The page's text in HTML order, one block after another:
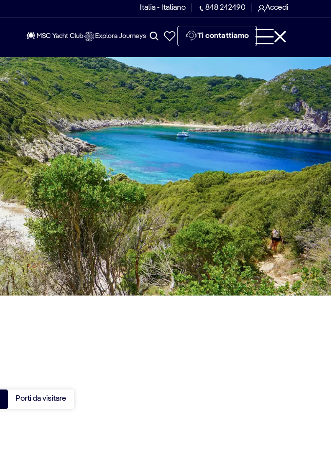
Italia - Italiano 848 242490 Accedi
MSC Yacht Club Explora Journeys Ti contattiamo
Porti da visitare